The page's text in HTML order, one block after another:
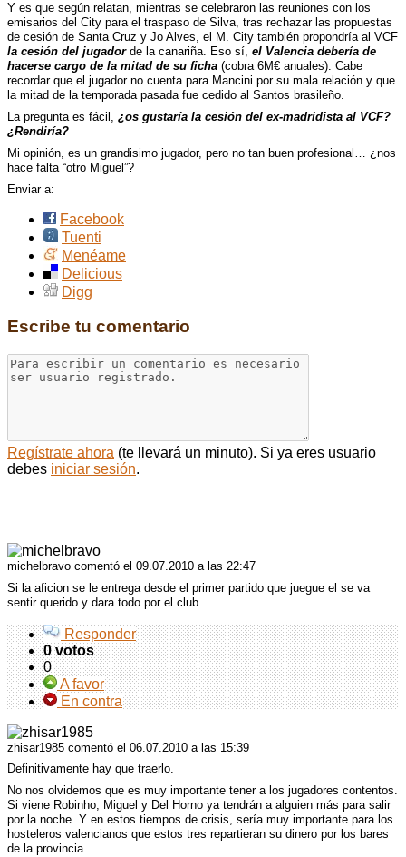
Y es que según relatan, mientras se celebraron las reuniones con los
emisarios del City para el traspaso de Silva, tras rechazar las propuestas
de cesión de Santa Cruz y Jo Alves, el M. City también propondría al VCF
la cesión del jugadorde la canariña. Eso sí, el Valencia debería de
hacerse cargo de la mitad de su ficha (cobra 6M€ anuales). Cabe
recordar que el jugador no cuenta para Mancini por su mala relación y que
la mitad de la temporada pasada fue cedido al Santos brasileño.
La pregunta es fácil, ¿os gustaría la cesión del ex-madridista al VCF?
¿Rendiría?
Mi opinión, es un grandisimo jugador, pero no tan buen profesional… ¿nos
hace falta “otro Miguel”?
Enviar a:
Facebook
Tuenti
Menéame
Delicious
Digg
Escribe tu comentario
Regístrate ahora (te llevará un minuto). Si ya eres usuario
debes iniciar sesión.
michelbravo comentó el 09.07.2010 a las 22:47
Si la aficion se le entrega desde el primer partido que juegue el se va
sentir querido y dara todo por el club
Responder
0 votos
0
A favor
En contra
zhisar1985 comentó el 06.07.2010 a las 15:39
Definitivamente hay que traerlo.
No nos olvidemos que es muy importante tener a los jugadores contentos.
Si viene Robinho, Miguel y Del Horno ya tendrán a alguien más para salir
por la noche. Y en estos tiempos de crisis, sería muy importante para los
hosteleros valencianos que estos tres repartieran su dinero por los bares
de la provincia.